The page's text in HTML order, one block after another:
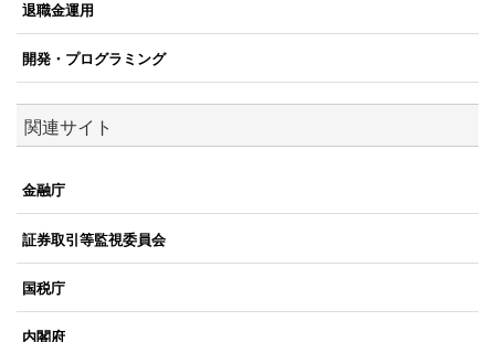
退職金運用
開発・プログラミング
関連サイト
金融庁
証券取引等監視委員会
国税庁
内閣府